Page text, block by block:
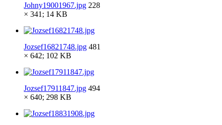
Johny19001967.jpg 228
× 341; 14 KB
Jozsef16821748.jpg 481
× 642; 102 KB
Jozsef17911847.jpg 494
× 640; 298 KB